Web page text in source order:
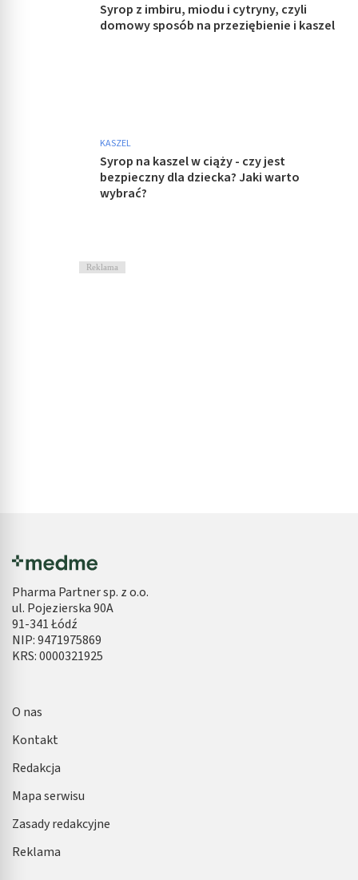
Syrop z imbiru, miodu i cytryny, czyli
domowy sposób na przeziębienie i kaszel
KASZEL
Syrop na kaszel w ciąży - czy jest
bezpieczny dla dziecka? Jaki warto
wybrać?
Reklama
Pharma Partner sp. z o.o.
ul. Pojezierska 90A
91-341 Łódź
NIP: 9471975869
KRS: 0000321925
O nas
Kontakt
Redakcja
Mapa serwisu
Zasady redakcyjne
Reklama